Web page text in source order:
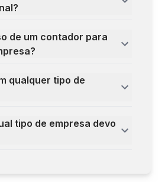
de um contador para
qualquer tipo de
tipo de empresa devo